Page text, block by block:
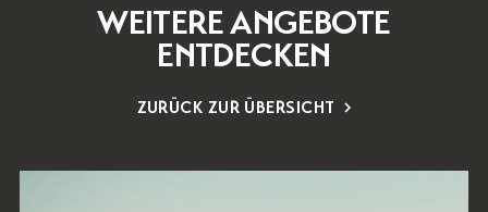
WEITERE ANGEBOTE
ENTDECKEN
ZURÜCK ZUR ÜBERSICHT